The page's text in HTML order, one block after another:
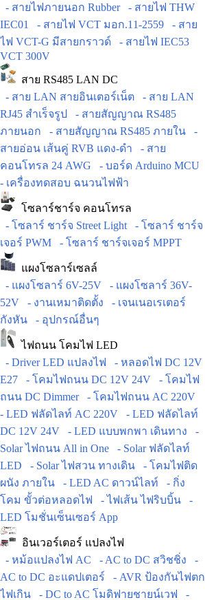
- สายไฟภายนอก Rubber
- สายไฟ THW
IEC01
- สายไฟ VCT มอก.11-2559
- สาย
ไฟ VCT-G มีสายกราวด์
- สายไฟ IEC53
VCT 300V
สาย RS485 LAN DC
- สาย LAN สายอินเตอร์เน็ต
- สาย LAN
RJ45 สำเร็จรูป
- สายสัญญาณ RS485
ภายนอก
- สายสัญญาณ RS485 ภายใน
-
สายอ่อน เส้นคู่ RVB แดง-ดำ
- สาย
คอนโทรล 24 AWG
- บอร์ด Arduino MCU
- เครื่องทดสอบ ฉนวนไฟฟ้า
โซลาร์ชาร์จ คอนโทรล
- โซลาร์ ชาร์จ Street Light
- โซลาร์ ชาร์จ
เจอร์ PWM
- โซลาร์ ชาร์จเจอร์ MPPT
แผงโซลาร์เซลล์
- แผงโซลาร์ 6V-25V
- แผงโซลาร์ 36V-
52V
- งานเหมาติดตั้ง
- เจนเนอเรเตอร์
กังหัน
- อุปกรณ์อื่นๆ
ไฟถนน โคมไฟ LED
- Driver LED แปลงไฟ
- หลอดไฟ DC 12V
E27
- โคมไฟถนน DC 12V 24V
- โคมไฟ
ถนน DC Dimmer
- โคมไฟถนน AC 220V
- LED ฟลัดไลท์ AC 220V
- LED ฟลัดไลท์
DC 12V 24V
- LED แบบพกพา เดินทาง
-
Solar ไฟถนน All in One
- Solar ฟลัดไลท์
LED
- Solar ไฟสวน ทางเดิน
- โคมไฟติด
ผนัง ภายใน
- LED AC ดาวน์ไลท์
- กิ่ง
โคม ขั้วต่อหลอดไฟ
- ไฟเส้น ไฟริบบิ้น
-
LED โมชั่นเซ็นเซอร์ App
อินเวอร์เตอร์ แปลงไฟ
- หม้อแปลงไฟ AC
- AC to DC สวิชชิ่ง
-
AC to DC อะแดปเตอร์
- AVR ป้องกันไฟตก
ไฟเกิน
- DC to AC โมดิฟายชายน์เวฟ -